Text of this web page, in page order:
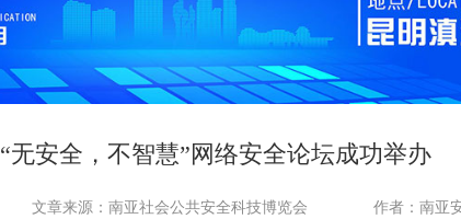
“无安全，不智慧”网络安全论坛成功举办
文章来源：南亚社会公共安全科技博览会 作者：南亚